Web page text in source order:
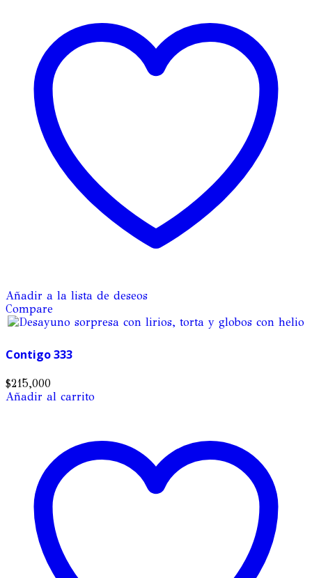
Añadir a la lista de deseos
Compare
Contigo 333
$215,000
Añadir al carrito